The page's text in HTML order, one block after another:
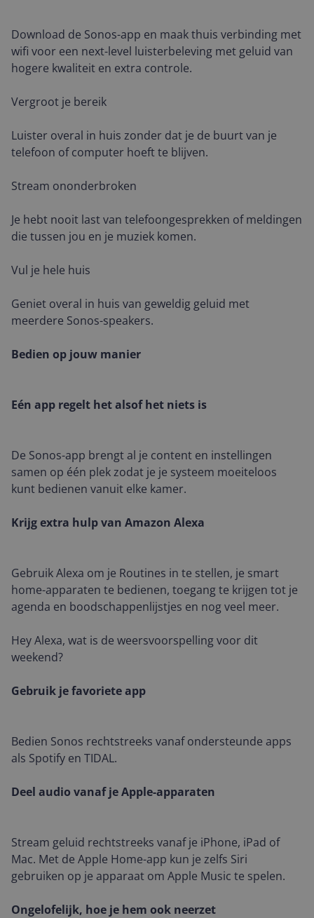
Download de Sonos-app en maak thuis verbinding met
wifi voor een next-level luisterbeleving met geluid van
hogere kwaliteit en extra controle.
Vergroot je bereik
Luister overal in huis zonder dat je de buurt van je
telefoon of computer hoeft te blijven.
Stream ononderbroken
Je hebt nooit last van telefoongesprekken of meldingen
die tussen jou en je muziek komen.
Vul je hele huis
Geniet overal in huis van geweldig geluid met
meerdere Sonos-speakers.
Bedien op jouw manier
Eén app regelt het alsof het niets is
De Sonos-app brengt al je content en instellingen
samen op één plek zodat je je systeem moeiteloos
kunt bedienen vanuit elke kamer.
Krijg extra hulp van Amazon Alexa
Gebruik Alexa om je Routines in te stellen, je smart
home-apparaten te bedienen, toegang te krijgen tot je
agenda en boodschappenlijstjes en nog veel meer.
Hey Alexa, wat is de weersvoorspelling voor dit
weekend?
Gebruik je favoriete app
Bedien Sonos rechtstreeks vanaf ondersteunde apps
als Spotify en TIDAL.
Deel audio vanaf je Apple-apparaten
Stream geluid rechtstreeks vanaf je iPhone, iPad of
Mac. Met de Apple Home-app kun je zelfs Siri
gebruiken op je apparaat om Apple Music te spelen.
Ongelofelijk, hoe je hem ook neerzet